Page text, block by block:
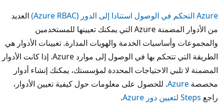
العديد
من الأدوار المضمنة Azure التي يمكنك تعيينها للمستخدمين
الخدمة والهويات المدارة. تعيينات الأدوار هي
الطريقة التي تتحكم بها في الوصول إلى موارد Azure. إذا كانت الأدوار
المحددة لمؤسستك، يمكنك إنشاء أدوار
على معلومات حول كيفية تعيين الأدوار،